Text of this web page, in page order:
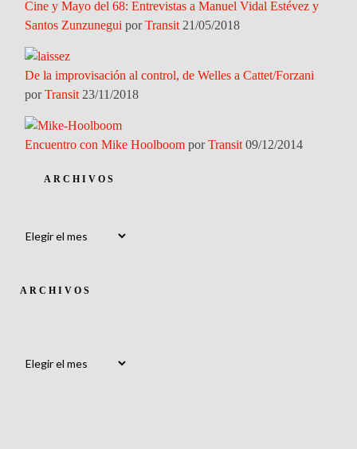
Cine y Mayo del 68: Entrevistas a Manuel Vidal Estévez y
Santos Zunzunegui porTransit 21/05/2018
De la improvisación al control, de Welles a Cattet/Forzani
porTransit 23/11/2018
Encuentro con Mike Hoolboom porTransit 09/12/2014
ARCHIVOS
ARCHIVOS